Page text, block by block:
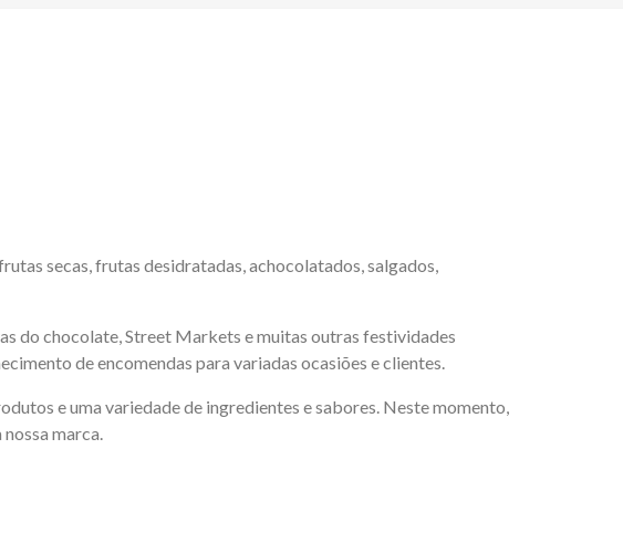
secas, frutas desidratadas, achocolatados, salgados,
do chocolate, Street Markets e muitas outras festividades
de encomendas para variadas ocasiões e clientes.
e uma variedade de ingredientes e sabores. Neste momento,
marca.